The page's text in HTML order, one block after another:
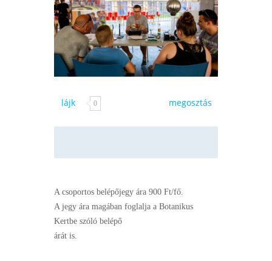
lájk 0 megosztás
A csoportos belépőjegy ára 900 Ft/fő.
A jegy ára magában foglalja a Botanikus
Kertbe szóló belépő
árát is.